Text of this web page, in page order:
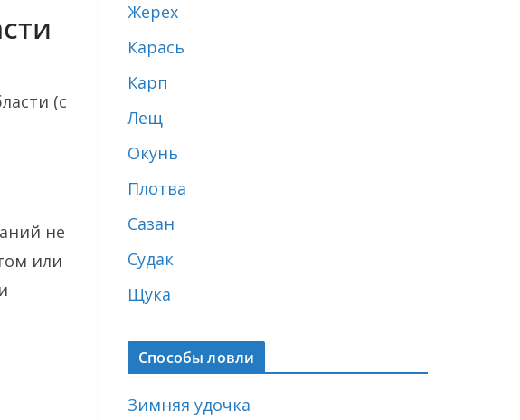
(с
не
или
Жерех
Карась
Карп
Лещ
Окунь
Плотва
Сазан
Судак
Щука
Способы ловли
Зимняя удочка